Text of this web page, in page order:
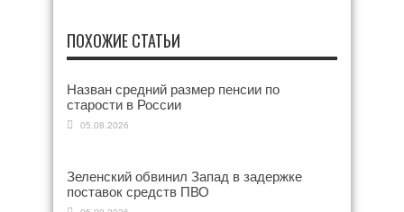
ПОХОЖИЕ СТАТЬИ
Назван средний размер пенсии по
старости в России
05.08.2026
Зеленский обвинил Запад в задержке
поставок средств ПВО